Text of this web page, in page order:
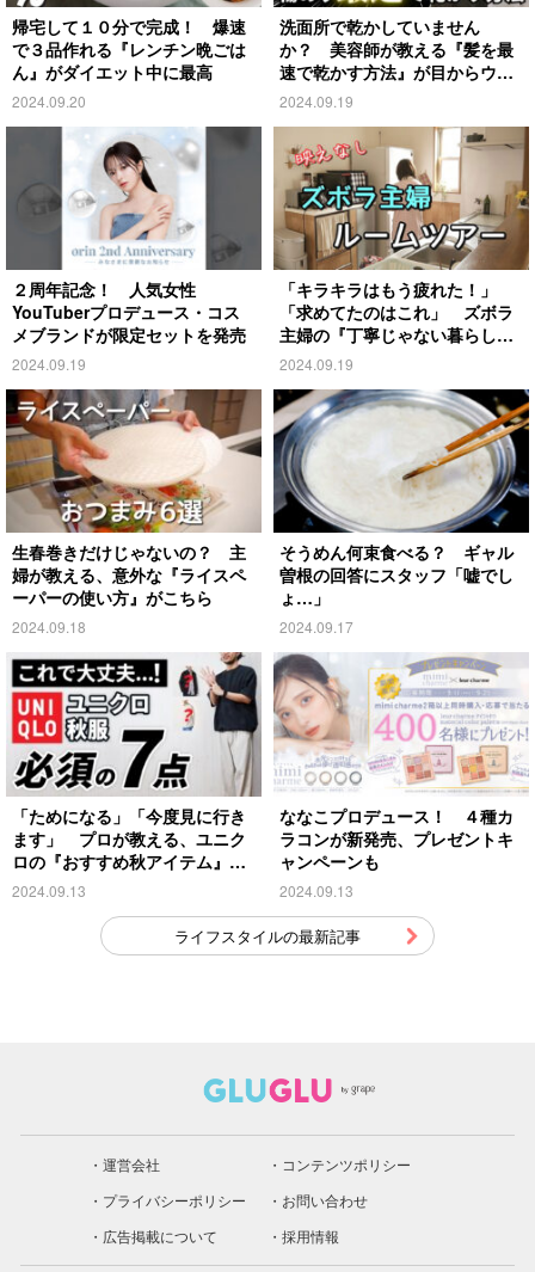
帰宅して１０分で完成！ 爆速
で３品作れる『レンチン晩ごは
ん』がダイエット中に最高
2024.09.20
洗面所で乾かしていません
か？ 美容師が教える『髪を最
速で乾かす方法』が目からウロ
コ
2024.09.19
２周年記念！ 人気女性
YouTuberプロデュース・コス
メブランドが限定セットを発売
2024.09.19
「キラキラはもう疲れた！」
「求めてたのはこれ」 ズボラ
主婦の『丁寧じゃない暮らし』
がこちら
2024.09.19
生春巻きだけじゃないの？ 主
婦が教える、意外な『ライスペ
ーパーの使い方』がこちら
2024.09.18
そうめん何束食べる？ ギャル
曽根の回答にスタッフ「嘘でし
ょ…」
2024.09.17
「ためになる」「今度見に行き
ます」 プロが教える、ユニク
ロの『おすすめ秋アイテム』が
こちら
2024.09.13
ななこプロデュース！ ４種カ
ラコンが新発売、プレゼントキ
ャンペーンも
2024.09.13
ライフスタイルの最新記事
運営会社
コンテンツポリシー
プライバシーポリシー
お問い合わせ
広告掲載について
採用情報